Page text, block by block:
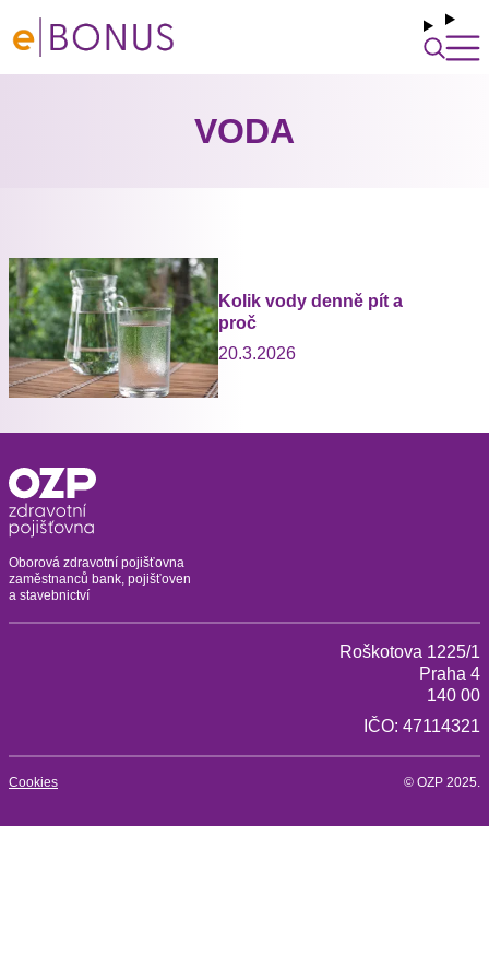
VODA
Kolik vody denně pít a
proč
20.3.2026
Oborová zdravotní pojišťovna
zaměstnanců bank, pojišťoven
a stavebnictví
Roškotova 1225/1
Praha 4
140 00
IČO: 47114321
Cookies © OZP 2025.